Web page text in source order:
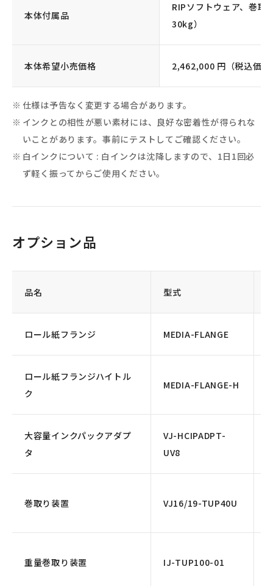
本体付属品
RIPソフトウェア、巻取
30kg）
本体希望小売価格 2,462,000 円（税込価
仕様は予告なく変更する場合があります。
インクとの相性が悪い素材には、良好な密着性が得られな
いことがあります。事前にテストしてご確認ください。
白インクについて : 白インクは沈降しますので、1日1回必
ず軽く振ってからご使用ください。
オプション品
品名 型式
ロール紙フランジ MEDIA-FLANGE
ロール紙フランジハイトル
ク
MEDIA-FLANGE-H
大容量インクパックアダプ
タ
VJ-HCIPADPT-
UV8
巻取り装置 VJ16/19-TUP40U
重量巻取り装置 IJ-TUP100-01